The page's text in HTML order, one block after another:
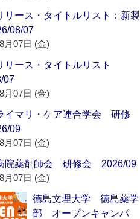
リース・タイトルリスト：新製
08/07
月07日 (金)
リース・タイトルリスト
07
月07日 (金)
イマリ・ケア連合学会 研修
09
月07日 (金)
院薬剤師会 研修会 2026/09
月07日 (金)
徳島文理大学 徳島薬学
部 オープンキャンパ